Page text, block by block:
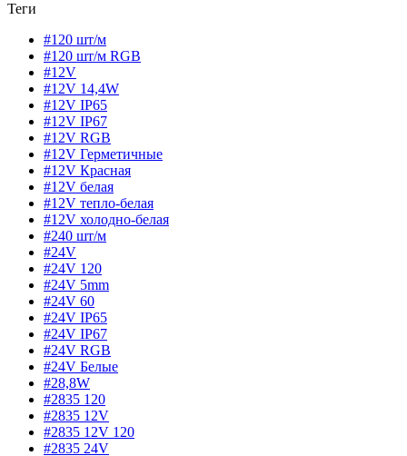
Теги
#120 шт/м
#120 шт/м RGB
#12V
#12V 14,4W
#12V IP65
#12V IP67
#12V RGB
#12V Герметичные
#12V Красная
#12V белая
#12V тепло-белая
#12V холодно-белая
#240 шт/м
#24V
#24V 120
#24V 5mm
#24V 60
#24V IP65
#24V IP67
#24V RGB
#24V Белые
#28,8W
#2835 120
#2835 12V
#2835 12V 120
#2835 24V